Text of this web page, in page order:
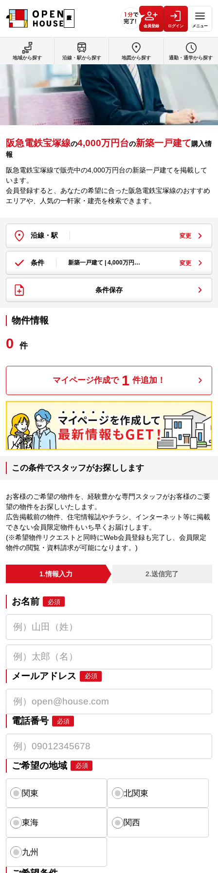
会員登録 ログイン メニュー
阪急電鉄宝塚線の4,000万円台の新築一戸建て購入情
報
阪急電鉄宝塚線で販売中の4,000万円台の新築一戸建てを掲載して
います。
会員登録すると、あなたの希望に合った阪急電鉄宝塚線のおすすめ
エリアや、人気の一軒家・建売を検索できます。
沿線・駅 変更
条件 新築一戸建て | 4,000万円… 変更
条件保存
物件情報
0 件
マイページ作成で 1 件追加！
この条件でスタッフがお探しします
お客様のご希望の物件を、経験豊かな専門スタッフがお客様のご要
望の物件をお探しいたします。
広告掲載前の物件、住宅情報誌やチラシ、インターネット等に掲載
できない会員限定物件もいち早くお届けします。
(※希望物件リクエストと同時にWeb会員登録も完了し、会員限定
物件の閲覧・資料請求が可能になります。)
1.情報入力 2.送信完了
お名前 必須
メールアドレス 必須
電話番号 必須
ご希望の地域 必須
関東 北関東
東海 関西
九州
地域から探す 沿線・駅から探す 地図から探す 通勤・通学から探す